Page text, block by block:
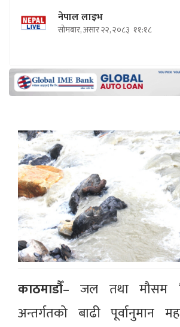
नेपाल लाइभ
सोमबार, असार २२, २०८३ ११:१८
काठमाडौँ– जल तथा मौसम
अन्तर्गतको बाढी पूर्वानुमान